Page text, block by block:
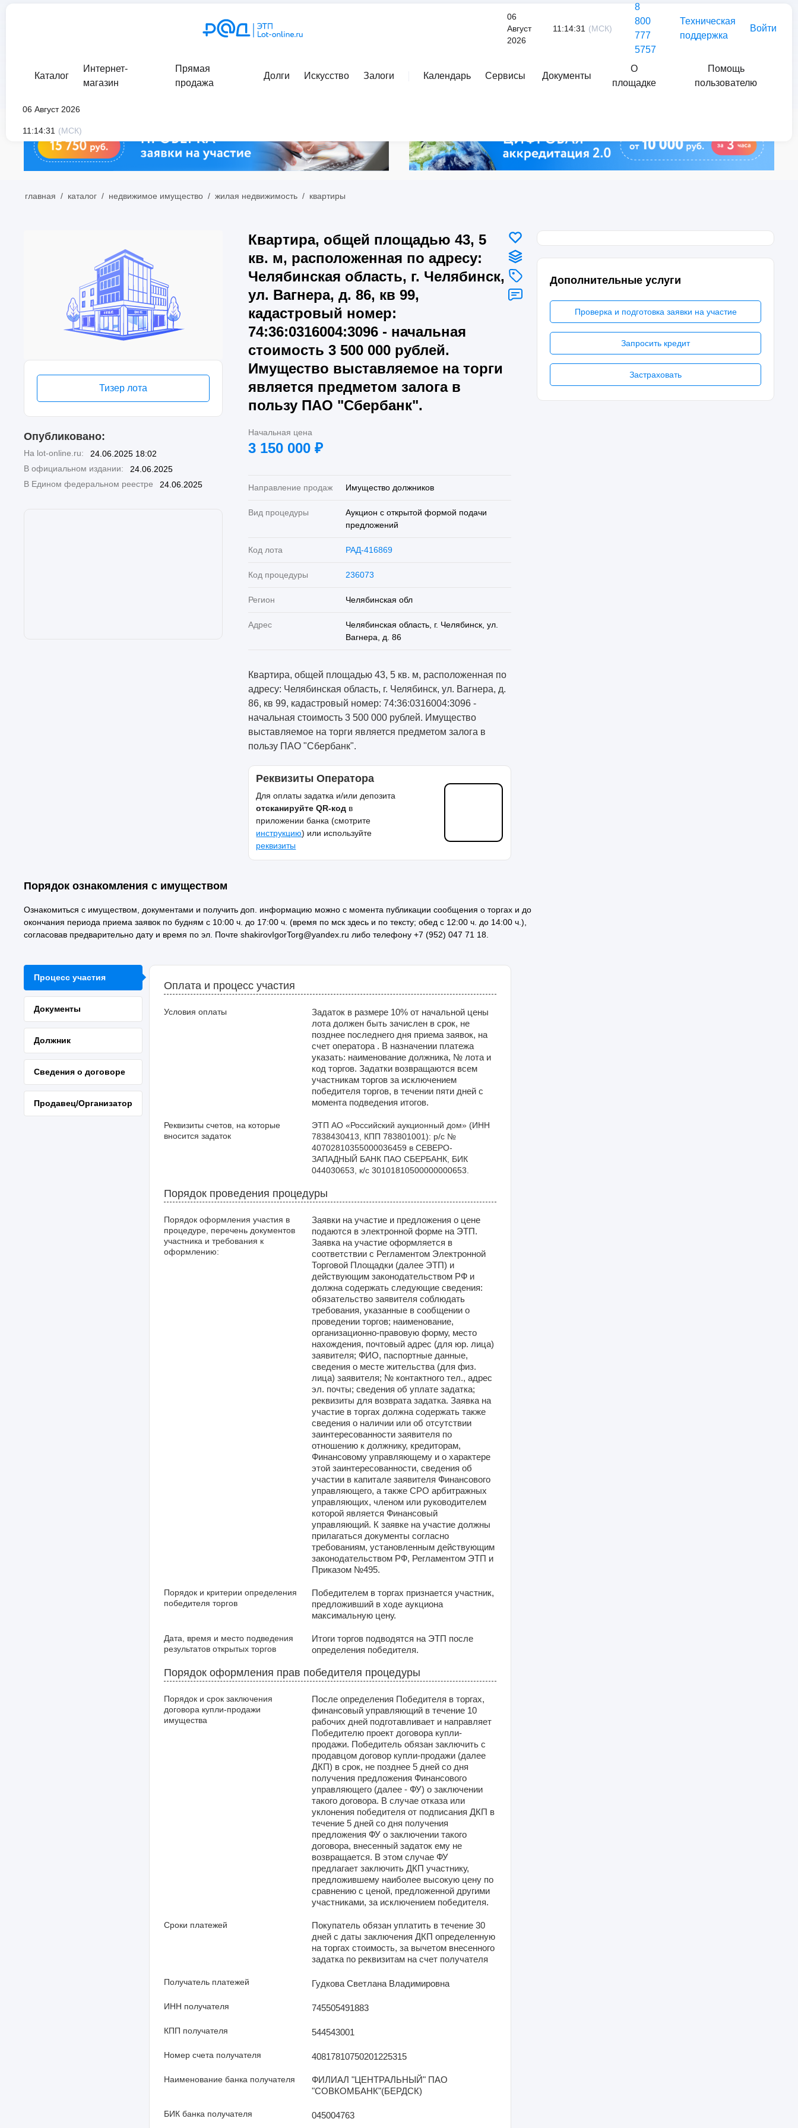
06
Август
2026
11:14:31 (МСК)
8
800
777
5757
Техническая
поддержка
Войти
Каталог
Интернет-
магазин
Прямая
продажа
Долги Искусство Залоги Календарь Сервисы Документы
О
площадке
Помощь
пользователю
06 Август 2026
11:14:31 (МСК)
главная / каталог / недвижимое имущество / жилая недвижимость / квартиры
Дополнительные услуги
Проверка и подготовка заявки на участие
Запросить кредит
Застраховать
Тизер лота
Опубликовано:
На lot-online.ru:
24.06.2025 18:02
В официальном издании:
24.06.2025
В Едином федеральном реестре
24.06.2025
Квартира, общей площадью 43, 5
кв. м, расположенная по адресу:
Челябинская область, г. Челябинск,
ул. Вагнера, д. 86, кв 99,
кадастровый номер:
74:36:0316004:3096 - начальная
стоимость 3 500 000 рублей.
Имущество выставляемое на торги
является предметом залога в
пользу ПАО "Сбербанк".
Начальная цена
3 150 000 ₽
Направление продаж Имущество должников
Вид процедуры
Аукцион с открытой формой подачи
предложений
Код лота РАД-416869
Код процедуры 236073
Регион Челябинская обл
Адрес
Челябинская область, г. Челябинск, ул.
Вагнера, д. 86
Квартира, общей площадью 43, 5 кв. м, расположенная по
адресу: Челябинская область, г. Челябинск, ул. Вагнера, д.
86, кв 99, кадастровый номер: 74:36:0316004:3096 -
начальная стоимость 3 500 000 рублей. Имущество
выставляемое на торги является предметом залога в
пользу ПАО "Сбербанк".
Реквизиты Оператора
Для оплаты задатка и/или депозита
отсканируйте QR-код в
приложении банка (смотрите
инструкцию) или используйте
реквизиты
Порядок ознакомления с имуществом
Ознакомиться с имуществом, документами и получить доп. информацию можно с момента публикации сообщения о торгах и до
окончания периода приема заявок по будням с 10:00 ч. до 17:00 ч. (время по мск здесь и по тексту; обед с 12:00 ч. до 14:00 ч.),
согласовав предварительно дату и время по эл. Почте shakirovIgorTorg@yandex.ru либо телефону +7 (952) 047 71 18.
Процесс участия
Документы
Должник
Сведения о договоре
Продавец/Организатор
Оплата и процесс участия
Условия оплаты
Задаток в размере 10% от начальной цены
лота должен быть зачислен в срок, не
позднее последнего дня приема заявок, на
счет оператора . В назначении платежа
указать: наименование должника, № лота и
код торгов. Задатки возвращаются всем
участникам торгов за исключением
победителя торгов, в течении пяти дней с
момента подведения итогов.
Реквизиты счетов, на которые
вносится задаток
ЭТП АО «Российский аукционный дом» (ИНН
7838430413, КПП 783801001): р/с №
40702810355000036459 в СЕВЕРО-
ЗАПАДНЫЙ БАНК ПАО СБЕРБАНК, БИК
044030653, к/с 30101810500000000653.
Порядок проведения процедуры
Порядок оформления участия в
процедуре, перечень документов
участника и требования к
оформлению:
Заявки на участие и предложения о цене
подаются в электронной форме на ЭТП.
Заявка на участие оформляется в
соответствии с Регламентом Электронной
Торговой Площадки (далее ЭТП) и
действующим законодательством РФ и
должна содержать следующие сведения:
обязательство заявителя соблюдать
требования, указанные в сообщении о
проведении торгов; наименование,
организационно-правовую форму, место
нахождения, почтовый адрес (для юр. лица)
заявителя; ФИО, паспортные данные,
сведения о месте жительства (для физ.
лица) заявителя; № контактного тел., адрес
эл. почты; сведения об уплате задатка;
реквизиты для возврата задатка. Заявка на
участие в торгах должна содержать также
сведения о наличии или об отсутствии
заинтересованности заявителя по
отношению к должнику, кредиторам,
Финансовому управляющему и о характере
этой заинтересованности, сведения об
участии в капитале заявителя Финансового
управляющего, а также СРО арбитражных
управляющих, членом или руководителем
которой является Финансовый
управляющий. К заявке на участие должны
прилагаться документы согласно
требованиям, установленным действующим
законодательством РФ, Регламентом ЭТП и
Приказом №495.
Порядок и критерии определения
победителя торгов
Победителем в торгах признается участник,
предложивший в ходе аукциона
максимальную цену.
Дата, время и место подведения
результатов открытых торгов
Итоги торгов подводятся на ЭТП после
определения победителя.
Порядок оформления прав победителя процедуры
Порядок и срок заключения
договора купли-продажи
имущества
После определения Победителя в торгах,
финансовый управляющий в течение 10
рабочих дней подготавливает и направляет
Победителю проект договора купли-
продажи. Победитель обязан заключить с
продавцом договор купли-продажи (далее
ДКП) в срок, не позднее 5 дней со дня
получения предложения Финансового
управляющего (далее - ФУ) о заключении
такого договора. В случае отказа или
уклонения победителя от подписания ДКП в
течение 5 дней со дня получения
предложения ФУ о заключении такого
договора, внесенный задаток ему не
возвращается. В этом случае ФУ
предлагает заключить ДКП участнику,
предложившему наиболее высокую цену по
сравнению с ценой, предложенной другими
участниками, за исключением победителя.
Сроки платежей
Покупатель обязан уплатить в течение 30
дней с даты заключения ДКП определенную
на торгах стоимость, за вычетом внесенного
задатка по реквизитам на счет получателя
Получатель платежей Гудкова Светлана Владимировна
ИНН получателя 745505491883
КПП получателя 544543001
Номер счета получателя 40817810750201225315
Наименование банка получателя
ФИЛИАЛ "ЦЕНТРАЛЬНЫЙ" ПАО
"СОВКОМБАНК"(БЕРДСК)
БИК банка получателя 045004763